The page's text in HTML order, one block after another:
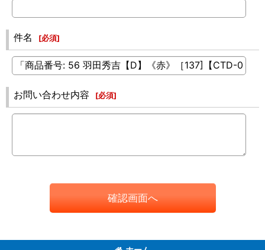
件名 [必須]
お問い合わせ内容 [必須]
確認画面へ